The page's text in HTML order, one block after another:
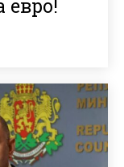
евро!